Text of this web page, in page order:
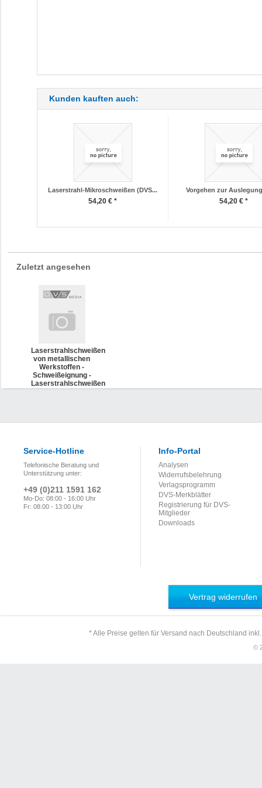
Kunden kauften auch:
Laserstrahl-Mikroschweißen (DVS...
54,20 € *
Vorgehen zur
54,20 € *
Zuletzt angesehen
Laserstrahlschweißen
von metallischen
Werkstoffen -
Schweißeignung -
Laserstrahlschweißen
Service-Hotline
Telefonische Beratung und
Unterstützung unter:
+49 (0)211 1591 162
Mo-Do: 08:00 - 16:00 Uhr
Fr: 08:00 - 13:00 Uhr
Info-Portal
Analysen
Widerrufsbelehrung
Verlagsprogramm
DVS-Merkblätter
Registrierung für DVS-
Mitglieder
Downloads
Vertrag widerrufen
* Alle Preise gelten für Versand nach Deutschland
©